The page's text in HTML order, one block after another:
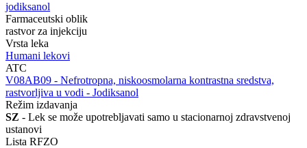
jodiksanol
Farmaceutski oblik
rastvor za injekciju
Vrsta leka
Humani lekovi
ATC
‍V08AB09 - Nefrotropna, niskoosmolarna kontrastna sredstva,
rastvorljiva u vodi - Jodiksanol
Režim izdavanja
SZ - Lek se može upotrebljavati samo u stacionarnoj zdravstvenoj
ustanovi
Lista RFZO